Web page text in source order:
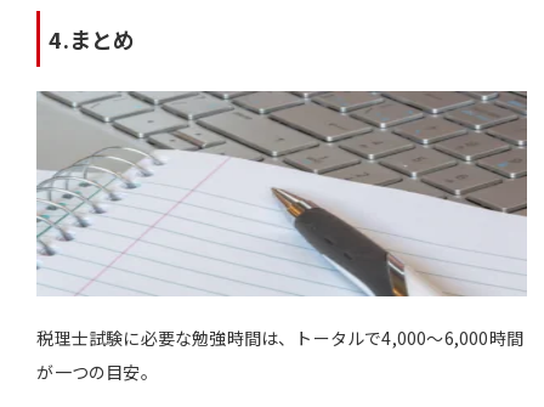
4.まとめ
税理士試験に必要な勉強時間は、トータルで4,000〜6,000時間
が一つの目安。